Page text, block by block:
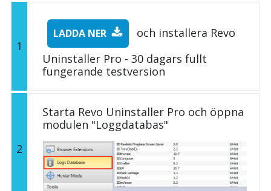
1
LADDA NER
och installera Revo
Uninstaller Pro - 30 dagars fullt
fungerande testversion
2
Starta Revo Uninstaller Pro och öppna
modulen "Loggdatabas"